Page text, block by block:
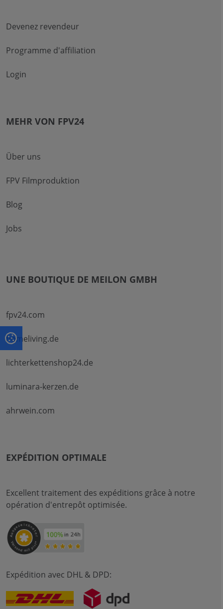
Devenez revendeur
Programme d'affiliation
Login
MEHR VON FPV24
Über uns
FPV Filmproduktion
Blog
Jobs
UNE BOUTIQUE DE MEILON GMBH
fpv24.com
homeliving.de
lichterkettenshop24.de
luminara-kerzen.de
ahrwein.com
EXPÉDITION OPTIMALE
Excellent traitement des expéditions grâce à notre
opération d'entrepôt optimisée.
Expédition avec DHL & DPD: